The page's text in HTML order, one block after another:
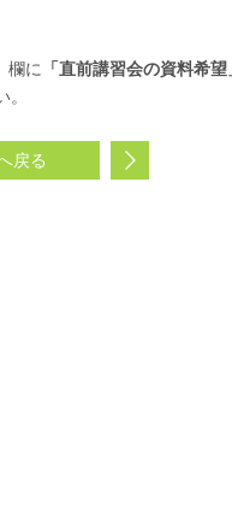
欄に 「直前講習会の資料希望
戻る